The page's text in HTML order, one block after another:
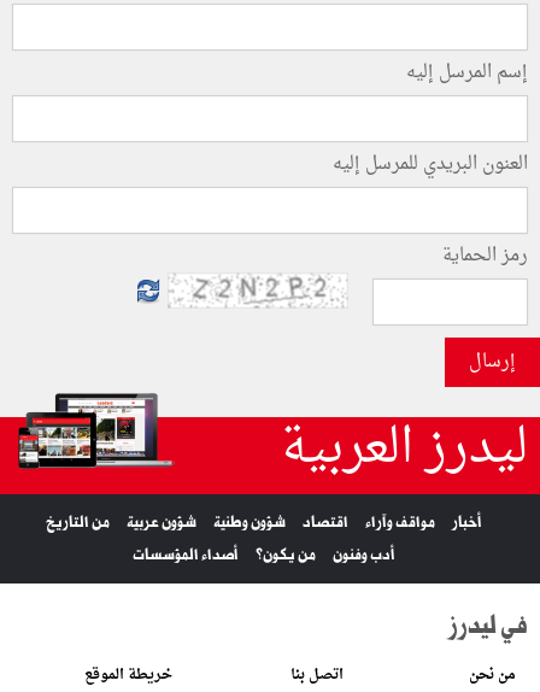
إسم المرسل إليه
العنون البريدي للمرسل إليه
رمز الحماية
إرسال
ليدرز العربية
أخبار مواقف وآراء اقتصاد شؤون وطنية شؤون عربية
من التاريخ
أدب وفنون
من يكون؟ أصداء المؤسسات
في ليدرز
من نحن اتصل بنا خريطة الموقع